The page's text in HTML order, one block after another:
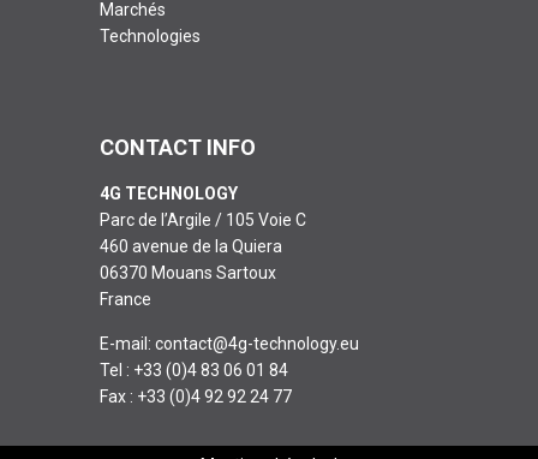
Marchés
Technologies
CONTACT INFO
4G TECHNOLOGY
Parc de l’Argile / 105 Voie C
460 avenue de la Quiera
06370 Mouans Sartoux
France
E-mail: contact@4g-technology.eu
Tel : +33 (0)4 83 06 01 84
Fax : +33 (0)4 92 92 24 77